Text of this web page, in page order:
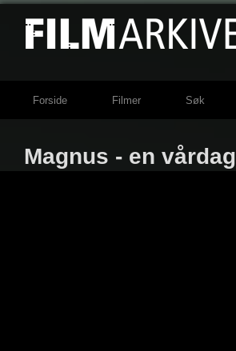
Forside Filmer Søk
Magnus - en vårdag